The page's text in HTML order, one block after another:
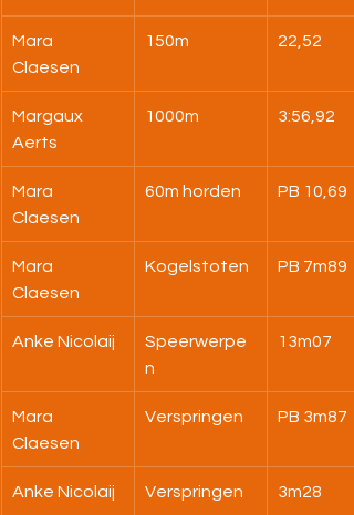
Mara
Claesen
150m 22,52
Margaux
Aerts
1000m 3:56,92
Mara
Claesen
60m horden PB 10,69
Mara
Claesen
Kogelstoten PB 7m89
Anke Nicolaij
Speerwerpe
n
13m07
Mara
Claesen
Verspringen PB 3m87
Anke Nicolaij Verspringen 3m28